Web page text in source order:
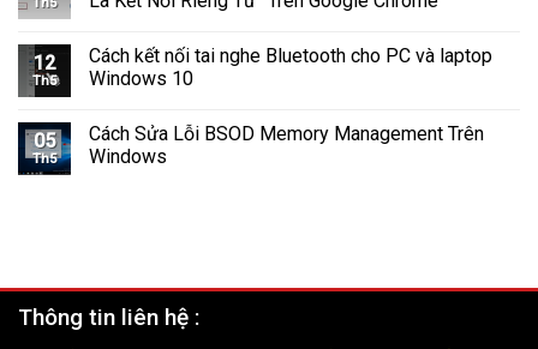
và
Th5
12
Th5
Cách kết nối tai nghe Bluetooth cho PC và laptop
Windows 10
05
Th5
Cách Sửa Lỗi BSOD Memory Management Trên
Windows
Thông tin liên hệ :